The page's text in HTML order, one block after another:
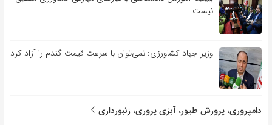
نیست
وزیر جهاد کشاورزی: نمی‌توان با سرعت قیمت گندم را آزاد کرد
دامپروری، پرورش طیور، آبزی پروری، زنبورداری